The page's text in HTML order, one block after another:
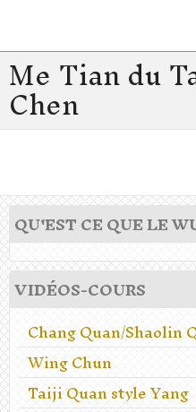
Me Tian du
Chen
QU'EST CE QUE LE
VIDÉOS-COURS
Chang Quan/Shaolin
Wing Chun
Taiji Quan style Yang